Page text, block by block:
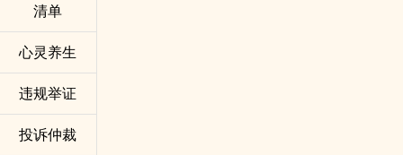
清单
心灵养生
违规举证
投诉仲裁